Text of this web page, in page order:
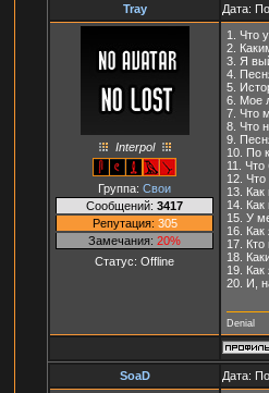
Tray Дата:
Interpol
Группа: Свои
Сообщений: 3417
Репутация: 305
Замечания: 20%
Статус: Offline
1. Что
2.
3. Я
4.
5.
6. Мое
7. Что
8. Что
9.
10. По
11.
12.
13.
14.
15. У
16.
17.
18.
19.
20. И,
Denial
SoaD Дата: